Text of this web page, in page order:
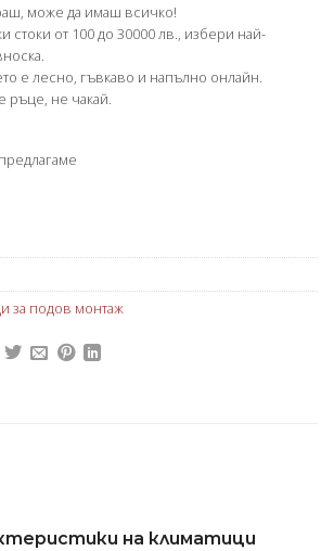
може да имаш всичко!
стоки от 100 до 30000 лв., избери най-
е лесно, гъвкаво и напълно онлайн.
ръце, не чакай.
за подов монтаж
на климатици